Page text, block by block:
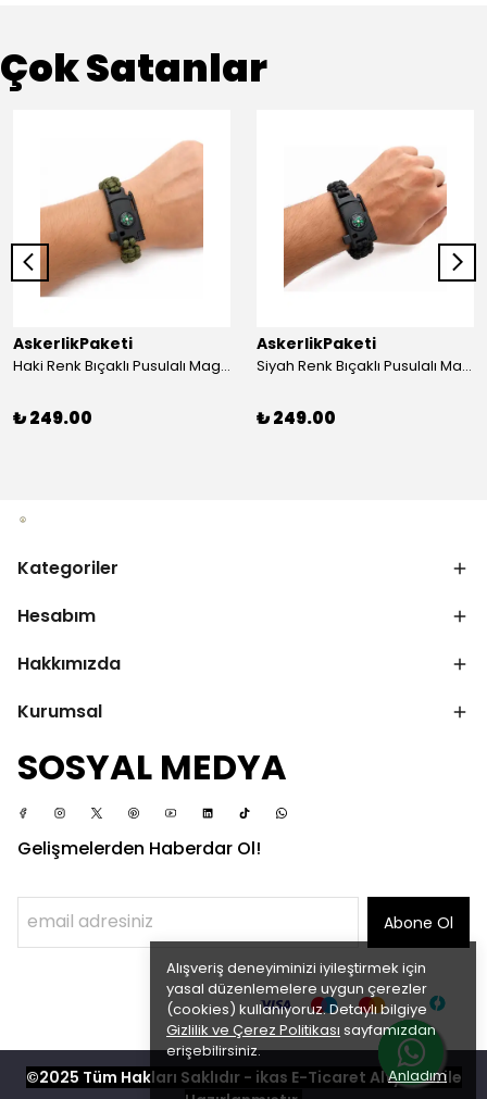
Alışveriş deneyiminizi iyileştirmek için
yasal düzenlemelere uygun çerezler
(cookies) kullanıyoruz. Detaylı bilgiye
Gizlilik ve Çerez Politikası sayfamızdan
erişebilirsiniz.
Anladım
Çok Satanlar
AskerlikPaketi
Haki Renk Bıçaklı Pusulalı Magnezyum Çubuklu Düdüklü Paracord Bileklik
₺ 249.00
AskerlikPaketi
Siyah Renk Bıçaklı Pusulalı Magnezyum Çubuklu Düdüklü Paracord Bileklik
₺ 249.00
Kategoriler
Hesabım
Hakkımızda
Kurumsal
SOSYAL MEDYA
Gelişmelerden Haberdar Ol!
Abone Ol
©2025 Tüm Hakları Saklıdır - ikas E-Ticaret Altyapısı ile